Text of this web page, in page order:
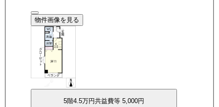
物件画像を見る
5階4.5万円共益費等 5,000円